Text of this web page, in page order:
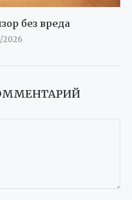
без вреда
2026